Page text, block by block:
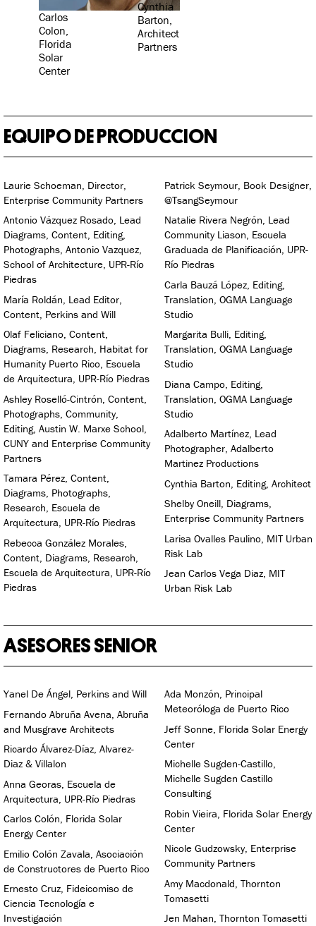
Carlos
Colon,
Florida
Solar
Center
Cynthia
Barton,
Architect
Partners
EQUIPO DE PRODUCCION
Laurie Schoeman, Director,
Enterprise Community Partners
Antonio Vázquez Rosado, Lead
Diagrams, Content, Editing,
Photographs, Antonio Vazquez,
School of Architecture, UPR-Río
Piedras
María Roldán, Lead Editor,
Content, Perkins and Will
Olaf Feliciano, Content,
Diagrams, Research, Habitat for
Humanity Puerto Rico, Escuela
de Arquitectura, UPR-Río Piedras
Ashley Roselló-Cintrón, Content,
Photographs, Community,
Editing, Austin W. Marxe School,
CUNY and Enterprise Community
Partners
Tamara Pérez, Content,
Diagrams, Photographs,
Research, Escuela de
Arquitectura, UPR-Río Piedras
Rebecca González Morales,
Content, Diagrams, Research,
Escuela de Arquitectura, UPR-Río
Piedras
Patrick Seymour, Book Designer,
@TsangSeymour
Natalie Rivera Negrón, Lead
Community Liason, Escuela
Graduada de Planificación, UPR-
Río Piedras
Carla Bauzá López, Editing,
Translation, OGMA Language
Studio
Margarita Bulli, Editing,
Translation, OGMA Language
Studio
Diana Campo, Editing,
Translation, OGMA Language
Studio
Adalberto Martínez, Lead
Photographer, Adalberto
Martinez Productions
Cynthia Barton, Editing, Architect
Shelby Oneill, Diagrams,
Enterprise Community Partners
Larisa Ovalles Paulino, MIT Urban
Risk Lab
Jean Carlos Vega Diaz, MIT
Urban Risk Lab
ASESORES SENIOR
Yanel De Ángel, Perkins and Will
Fernando Abruña Avena, Abruña
and Musgrave Architects
Ricardo Álvarez-Díaz, Alvarez-
Diaz & Villalon
Anna Georas, Escuela de
Arquitectura, UPR-Río Piedras
Carlos Colón, Florida Solar
Energy Center
Emilio Colón Zavala, Asociación
de Constructores de Puerto Rico
Ernesto Cruz, Fideicomiso de
Ciencia Tecnología e
Investigación
Ada Monzón, Principal
Meteoróloga de Puerto Rico
Jeff Sonne, Florida Solar Energy
Center
Michelle Sugden-Castillo,
Michelle Sugden Castillo
Consulting
Robin Vieira, Florida Solar Energy
Center
Nicole Gudzowsky, Enterprise
Community Partners
Amy Macdonald, Thornton
Tomasetti
Jen Mahan, Thornton Tomasetti